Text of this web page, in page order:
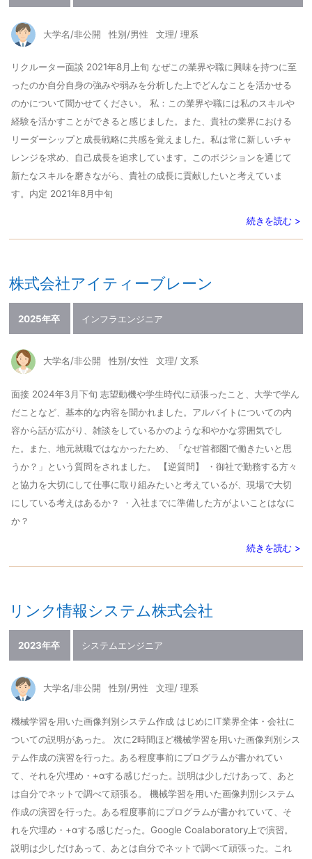
大学名/非公開 性別/男性 文理/ 理系
リクルーター面談 2021年8月上旬 なぜこの業界や職に興味を持つに至
ったのか自分自身の強みや弱みを分析した上でどんなことを活かせる
のかについて聞かせてください。 私：この業界や職には私のスキルや
経験を活かすことができると感じました。また、貴社の業界における
リーダーシップと成長戦略に共感を覚えました。私は常に新しいチャ
レンジを求め、自己成長を追求しています。このポジションを通じて
新たなスキルを磨きながら、貴社の成長に貢献したいと考えていま
す。内定 2021年8月中旬
続きを読む >
株式会社アイティーブレーン
2025年卒 インフラエンジニア
大学名/非公開 性別/女性 文理/ 文系
面接 2024年3月下旬 志望動機や学生時代に頑張ったこと、大学で学ん
だことなど、基本的な内容を聞かれました。アルバイトについての内
容から話が広がり、雑談をしているかのような和やかな雰囲気でし
た。また、地元就職ではなかったため、「なぜ首都圏で働きたいと思
うか？」という質問をされました。 【逆質問】 ・御社で勤務する方々
と協力を大切にして仕事に取り組みたいと考えているが、現場で大切
にしている考えはあるか？ ・入社までに準備した方がよいことはなに
か？
続きを読む >
リンク情報システム株式会社
2023年卒 システムエンジニア
大学名/非公開 性別/男性 文理/ 理系
機械学習を用いた画像判別システム作成 はじめにIT業界全体・会社に
ついての説明があった。 次に2時間ほど機械学習を用いた画像判別シス
テム作成の演習を行った。ある程度事前にプログラムが書かれてい
て、それを穴埋め・+αする感じだった。説明は少しだけあって、あと
は自分でネットで調べて頑張る。 機械学習を用いた画像判別システム
作成の演習を行った。ある程度事前にプログラムが書かれていて、そ
れを穴埋め・+αする感じだった。Google Coalaboratory上で演習。
説明は少しだけあって、あとは自分でネットで調べて頑張った。これ